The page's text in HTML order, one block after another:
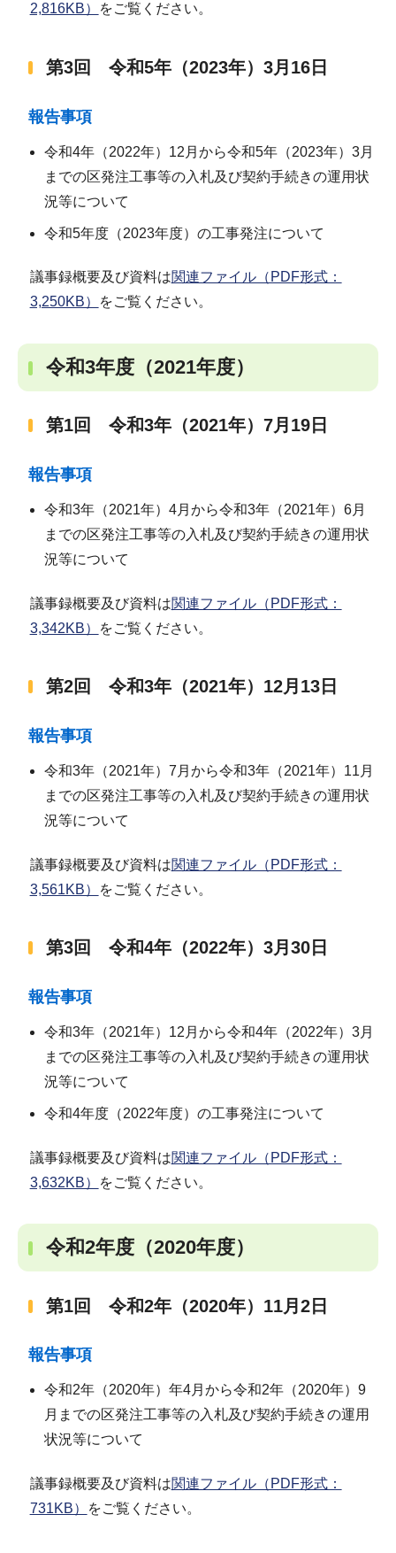
2,816KB）
をご覧ください。
第3回 令和5年（2023年）3月16日
報告事項
令和4年（2022年）12月から令和5年（2023年）3月
までの区発注工事等の入札及び契約手続きの運用状
況等について
令和5年度（2023年度）の工事発注について
議事録概要及び資料は関連ファイル（PDF形式：
3,250KB）
をご覧ください。
令和3年度（2021年度）
第1回 令和3年（2021年）7月19日
報告事項
令和3年（2021年）4月から令和3年（2021年）6月
までの区発注工事等の入札及び契約手続きの運用状
況等について
議事録概要及び資料は関連ファイル（PDF形式：
3,342KB）
をご覧ください。
第2回 令和3年（2021年）12月13日
報告事項
令和3年（2021年）7月から令和3年（2021年）11月
までの区発注工事等の入札及び契約手続きの運用状
況等について
議事録概要及び資料は関連ファイル（PDF形式：
3,561KB）
をご覧ください。
第3回 令和4年（2022年）3月30日
報告事項
令和3年（2021年）12月から令和4年（2022年）3月
までの区発注工事等の入札及び契約手続きの運用状
況等について
令和4年度（2022年度）の工事発注について
議事録概要及び資料は関連ファイル（PDF形式：
3,632KB）
をご覧ください。
令和2年度（2020年度）
第1回 令和2年（2020年）11月2日
報告事項
令和2年（2020年）年4月から令和2年（2020年）9
月までの区発注工事等の入札及び契約手続きの運用
状況等について
議事録概要及び資料は関連ファイル（PDF形式：
731KB）
をご覧ください。